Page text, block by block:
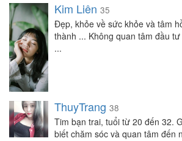
Kim Liên 35
Đẹp, khỏe về sức khỏe và tâm
thành ... Không quan tâm đầu
...
ThuyTrang 38
Tim bạn trai, tuổi từ 20 đến 32.
biết chăm sóc và quan tâm đến